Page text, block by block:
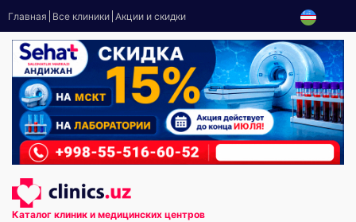
Главная Все клиники Акции и скидки
Каталог клиник и медицинских центров